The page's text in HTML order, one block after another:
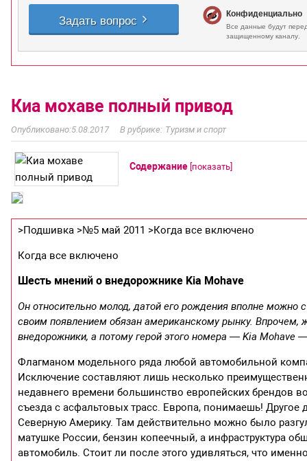
Киа мохаве полный привод
5.08.2017 Туризм и спорт
Содержание показать
>Подшивка >№5 май 2011 >Когда все включено
Когда все включено
Шесть мнений о внедорожнике Kia Mohave
Он относительно молод, датой его рождения вполне можно
своим появлением обязан американскому рынку.
внедорожники, а потому герой этого номера — Kia Mohave
Флагманом модельного ряда любой автомобильной
Исключение составляют лишь несколько
недавнего времени большинство европейских брендов
съезда с асфальтовых трасс. Европа, понимаешь!
Северную Америку. Там действительно можно было
матушке России, бензин копеечный, а инфраструктура
автомобиль. Стоит ли после этого удивляться, что